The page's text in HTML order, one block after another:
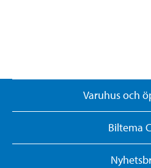
Varuhus och
Biltema